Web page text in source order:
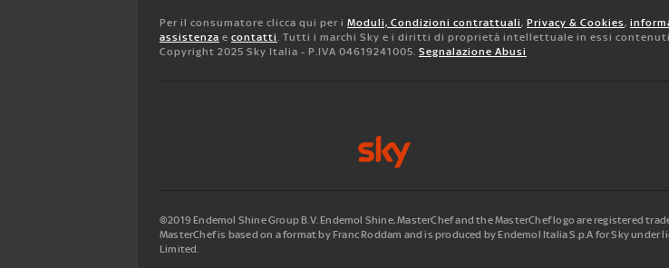
Per il consumatore clicca qui per i Moduli, Condizioni contrattuali, Privacy & Cookies,
assistenza e contatti. Tutti i marchi Sky e i diritti di proprietà intellettuale in essi
Copyright 2025 Sky Italia - P.IVA 04619241005. Segnalazione Abusi
©2019 Endemol Shine Group B.V. Endemol Shine, MasterChef and the MasterChef logo are registered
MasterChef is based on a format by Franc Roddam and is produced by Endemol Italia S.p.A for Sky
Limited.